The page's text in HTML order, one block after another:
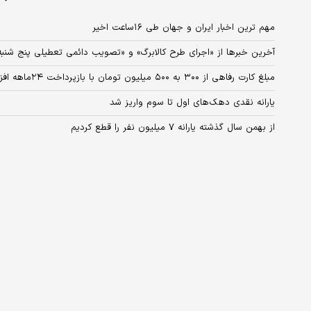
مهم ترین اخبار ایران و جهان طی ۱۶ساعت اخیر
آخرین خبرها از «اجرای طرح کالابرگ» و «تصویب دائمی تعطیلی پنج
مبلغ کارت رفاهی از ۳۰۰ به ۵۰۰ میلیون تومان با بازپرداخت ۲۴ماهه افزایش پیدا کرد
یارانه نقدی دهک‌های اول تا سوم واریز شد
از بهمن سال گذشته یارانه ۷ میلیون نفر را قطع کردیم